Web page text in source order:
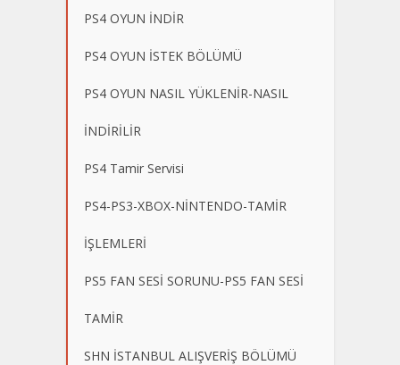
PS4 OYUN İNDİR
PS4 OYUN İSTEK BÖLÜMÜ
PS4 OYUN NASIL YÜKLENİR-NASIL
İNDİRİLİR
PS4 Tamir Servisi
PS4-PS3-XBOX-NİNTENDO-TAMİR
İŞLEMLERİ
PS5 FAN SESİ SORUNU-PS5 FAN SESİ
TAMİR
SHN İSTANBUL ALIŞVERİŞ BÖLÜMÜ